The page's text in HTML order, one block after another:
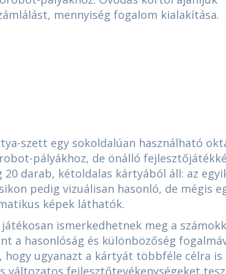
mennyiség fogalom kialakítása.
szett egy sokoldalúan használható
pályákhoz, de önálló
20 darab, kétoldalas kártyából áll: az
pedig vizuálisan hasonló, de mégis
képek láthatók.
ismerkedhetnek meg a
a hasonlóság és különbözőség
hogy ugyanazt a kártyát többféle célra is
változatos fejlesztőtevékenységeket